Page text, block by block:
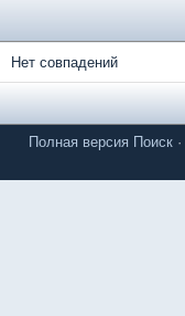
Нет совпадений
Полная версия Поиск ·